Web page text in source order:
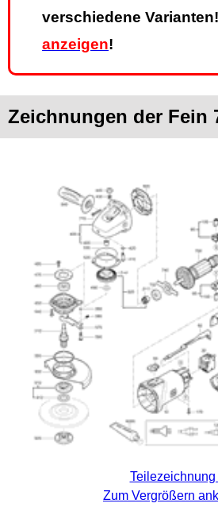
verschiedene Varianten!
anzeigen!
Zeichnungen der Fein
Teilezeichnung
Zum Vergrößern